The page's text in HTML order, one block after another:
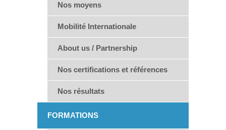
Nos moyens
Mobilité Internationale
About us / Partnership
Nos certifications et références
Nos résultats
FORMATIONS